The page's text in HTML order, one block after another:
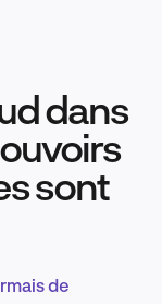
produit
dans
sont
de